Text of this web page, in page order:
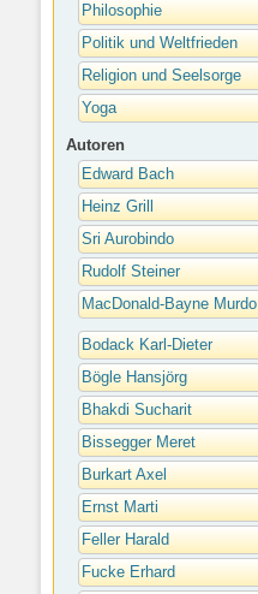
Philosophie
Politik und Weltfrieden
Religion und Seelsorge
Yoga
Autoren
Edward Bach
Heinz Grill
Sri Aurobindo
Rudolf Steiner
MacDonald-Bayne Murdo
Bodack Karl-Dieter
Bögle Hansjörg
Bhakdi Sucharit
Bissegger Meret
Burkart Axel
Ernst Marti
Feller Harald
Fucke Erhard